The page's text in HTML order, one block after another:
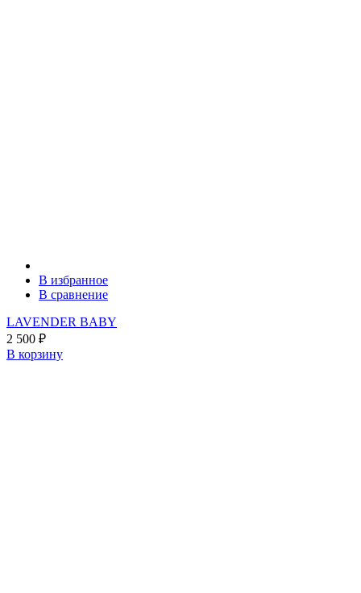
В избранное
В сравнение
LAVENDER BABY
2 500 ₽
В корзину